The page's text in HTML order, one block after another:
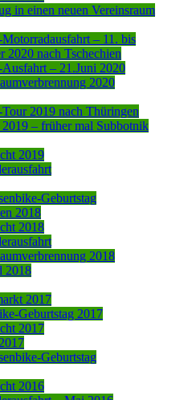
in einen neuen Vereinsraum
Motorradausfahrt – 11. bis
2020 nach Tschechien
Ausfahrt – 21.Juni 2020
2020
Tour 2019 nach Thüringen
2019 – früher mal Subbotnik
2019
Geburtstag
2018
2018
2018
2018
2017
Geburtstag 2017
2017
Geburtstag
2016